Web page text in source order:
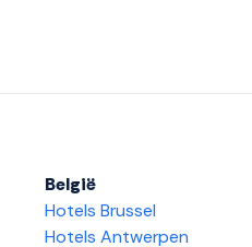
België
Hotels Brussel
Hotels Antwerpen